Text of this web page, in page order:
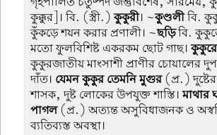
কুক্কুর]। বি. (স্ত্রী.)কুকুরী। ~কুণ্ডলীবি.
কুঁকড়ে শয়ন করার প্রণালী। ~ছড়িবি.
মতো ফুলবিশিষ্ট একরকম ছোট গাছ।
কুকুরজাতীয় মাংসাশী প্রাণীর চোয়ালের
দাঁত। যেমন কুকুর তেমনি মুগুর(প্র.)
শাসক, দুষ্ট লোকের উপযুক্ত শাস্তি।মাথার
পাগল(প্র.) অত্যন্ত অসুবিধাজনক ও
ব্যতিব্যস্ত অবস্থা।